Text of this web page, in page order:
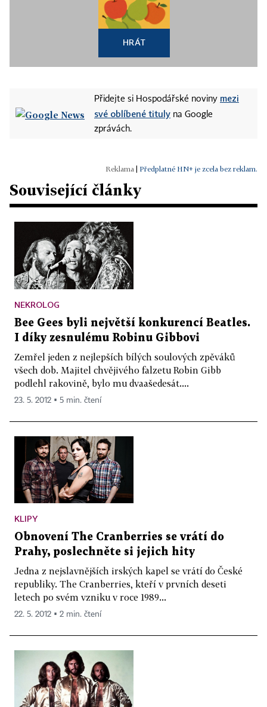
HRÁT
Přidejte si Hospodářské noviny mezi
své oblíbené tituly na Google
zprávách.
Předplatné HN+ je zcela bez reklam.
Související články
NEKROLOG
Bee Gees byli největší konkurencí Beatles.
I díky zesnulému Robinu Gibbovi
Zemřel jeden z nejlepších bílých soulových zpěváků
všech dob. Majitel chvějivého falzetu Robin Gibb
podlehl rakovině, bylo mu dvaašedesát....
23. 5. 2012 ▪ 5 min. čtení
KLIPY
Obnovení The Cranberries se vrátí do
Prahy, poslechněte si jejich hity
Jedna z nejslavnějších irských kapel se vrátí do České
republiky. The Cranberries, kteří v prvních deseti
letech po svém vzniku v roce 1989...
22. 5. 2012 ▪ 2 min. čtení